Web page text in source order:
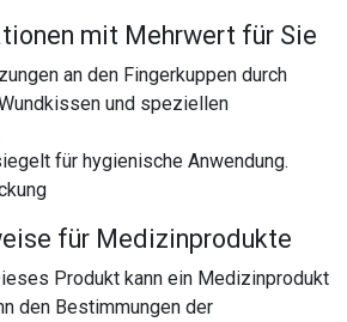
mit Mehrwert für Sie
an den Fingerkuppen durch
und speziellen
für hygienische Anwendung.
für Medizinprodukte
Produkt kann ein Medizinprodukt
den Bestimmungen der